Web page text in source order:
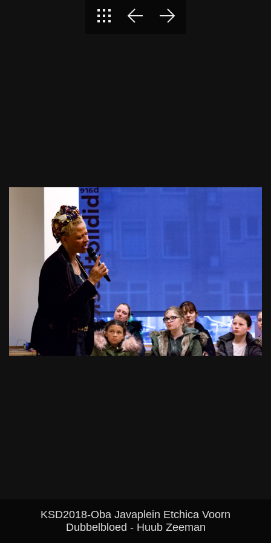
KSD2018-Oba Javaplein Etchica Voorn
Dubbelbloed - Huub Zeeman